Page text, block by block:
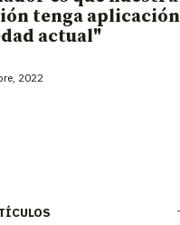
tenga aplicación
actual"
2022